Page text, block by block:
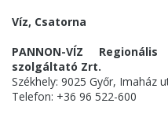
Víz, Csatorna
PANNON-VÍZ
szolgáltató Zrt.
Székhely: 9025 Győr, Imaház
Telefon: +36 96 522-600